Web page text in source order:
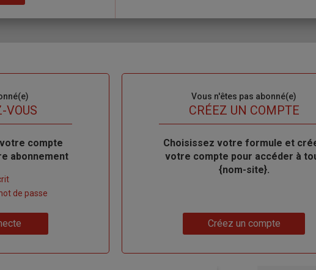
VOUS
compte
abonnement
de passe
Vous n'êtes pas abonné(e)
TITRECRÉEZ UN COMPTE
Body
Choisissez votre formule et
votre compte pour accéder à
{nom-site}.
Créez un compte